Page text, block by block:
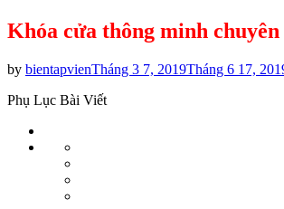
Khóa cửa thông minh
by bientapvienPosted
Tháng 3 7, 2019Tháng 6 17,
Phụ Lục Bài Viết